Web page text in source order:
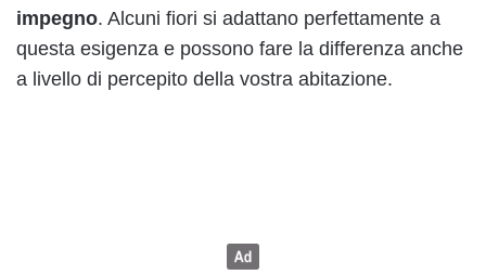
impegno. Alcuni fiori si adattano perfettamente a
questa esigenza e possono fare la differenza anche
a livello di percepito della vostra abitazione.